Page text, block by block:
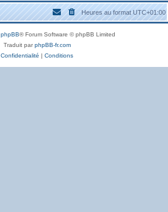
e
r
Heures au formatUTC+01:00
phpBB® Forum Software © phpBB Limited
Traduit parphpBB-fr.com
Confidentialité | Conditions